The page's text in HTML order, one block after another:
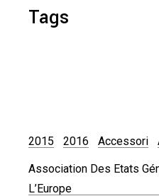
Tags
2015 2016 Accessori
Association Des Etats
L’Europe